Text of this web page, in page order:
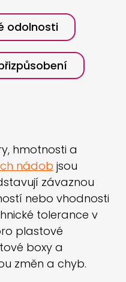
odolnosti
hmotnosti a
nádob jsou
závaznou
nebo vhodnosti
tolerance v
plastové
boxy a
změn a chyb.